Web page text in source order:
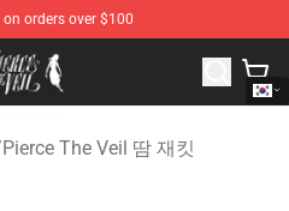
orders over $100
Pierce The Veil
Pierce The Veil 땀 재킷